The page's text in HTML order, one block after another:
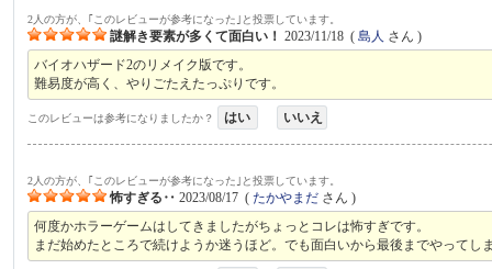
2人の方が、｢このレビューが参考になった｣と投票しています。
謎解き要素が多くて面白い！ 2023/11/18 (島人 さん )
バイオハザード2のリメイク版です。
難易度が高く、やりごたえたっぷりです。
このレビューは参考になりましたか？ はい いいえ
2人の方が、｢このレビューが参考になった｣と投票しています。
怖すぎる‥ 2023/08/17 (たかやまだ さん )
何度かホラーゲームはしてきましたがちょっとコレは怖すぎです。
まだ始めたところで続けようか迷うほど。でも面白いから最後までやってし